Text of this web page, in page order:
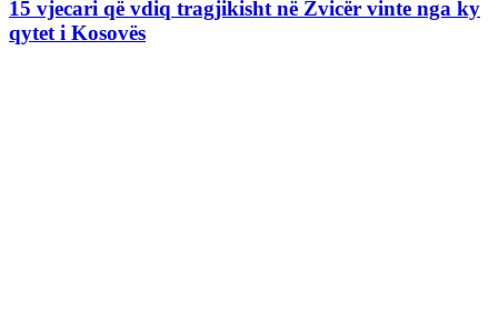
15 vjecari që vdiq tragjikisht në Zvicër vinte nga ky
qytet i Kosovës